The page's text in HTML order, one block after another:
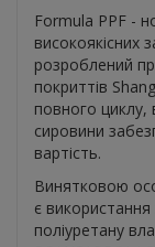
Formula PPF -
високоякісних
розроблений
покриттів
повного циклу,
сировини
вартість.
Винятковою
є
поліуретану